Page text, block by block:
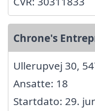
Chrone's
Ullerupvej 30,
Ansatte: 18
Startdato: 29.